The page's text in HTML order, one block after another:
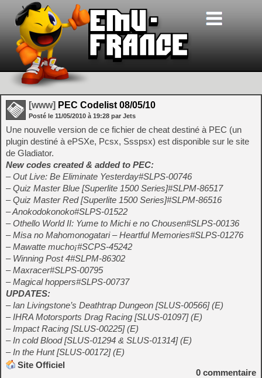
[www] PEC Codelist 08/05/10
Posté le 11/05/2010 à 19:28 par Jets
Une nouvelle version de ce fichier de cheat destiné à PEC (un
plugin destiné à ePSXe, Pcsx, Ssspsx) est disponible sur le site
de Gladiator.
New codes created & added to PEC:
– Out Live: Be Eliminate Yesterday#SLPS-00746
– Quiz Master Blue [Superlite 1500 Series]#SLPM-86517
– Quiz Master Red [Superlite 1500 Series]#SLPM-86516
– Anokodokonoko#SLPS-01522
– Othello World II: Yume to Michi e no Chousen#SLPS-00136
– Misa no Mahomonogatari – Heartful Memories#SLPS-01276
– Mawatte mucho¡#SCPS-45242
– Winning Post 4#SLPM-86302
– Maxracer#SLPS-00795
– Magical hoppers#SLPS-00737
UPDATES:
– Ian Livingstone’s Deathtrap Dungeon [SLUS-00566] (E)
– IHRA Motorsports Drag Racing [SLUS-01097] (E)
– Impact Racing [SLUS-00225] (E)
– In cold Blood [SLUS-01294 & SLUS-01314] (E)
– In the Hunt [SLUS-00172] (E)
Site Officiel
0 commentaire